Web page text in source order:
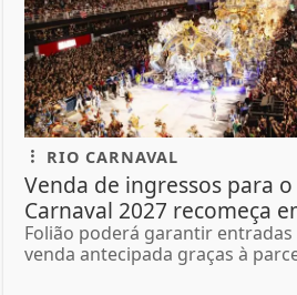
RIO CARNAVAL
Venda de ingressos para o
Carnaval 2027 recomeça
Folião poderá garantir entradas
venda antecipada graças à